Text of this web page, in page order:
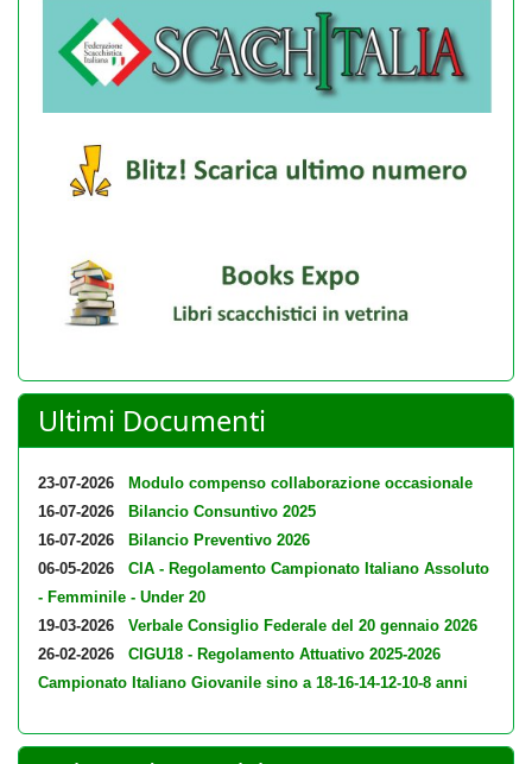
Ultimi Documenti
23-07-2026
Modulo compenso collaborazione occasionale
16-07-2026
Bilancio Consuntivo 2025
16-07-2026
Bilancio Preventivo 2026
06-05-2026
CIA - Regolamento Campionato Italiano Assoluto
- Femminile - Under 20
19-03-2026
Verbale Consiglio Federale del 20 gennaio 2026
26-02-2026
CIGU18 - Regolamento Attuativo 2025-2026
Campionato Italiano Giovanile sino a 18-16-14-12-10-8 anni